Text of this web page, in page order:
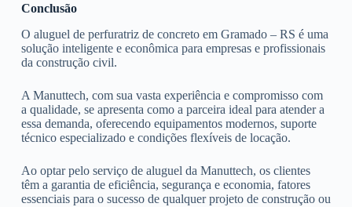
Conclusão
O aluguel de perfuratriz de concreto em Gramado – RS é uma
solução inteligente e econômica para empresas e profissionais
da construção civil.
A Manuttech, com sua vasta experiência e compromisso com
a qualidade, se apresenta como a parceira ideal para atender a
essa demanda, oferecendo equipamentos modernos, suporte
técnico especializado e condições flexíveis de locação.
Ao optar pelo serviço de aluguel da Manuttech, os clientes
têm a garantia de eficiência, segurança e economia, fatores
essenciais para o sucesso de qualquer projeto de construção ou